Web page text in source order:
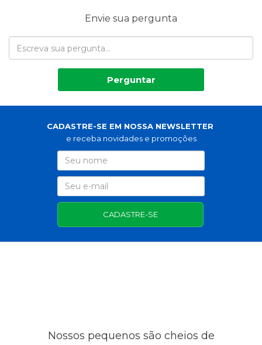
Envie sua pergunta
Perguntar
CADASTRE-SE EM NOSSA NEWSLETTER
e receba novidades e promoções
CADASTRE-SE
Nossos pequenos são cheios de